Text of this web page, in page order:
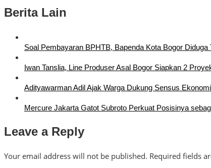
Berita Lain
Soal Pembayaran BPHTB, Bapenda Kota Bogor
Iwan Tanslia, Line Produser Asal Bogor Siapkan 2
Adityawarman Adil Ajak Warga Dukung Sensus
Mercure Jakarta Gatot Subroto Perkuat Posisinya
Leave a Reply
Your email address will not be published. Required fields